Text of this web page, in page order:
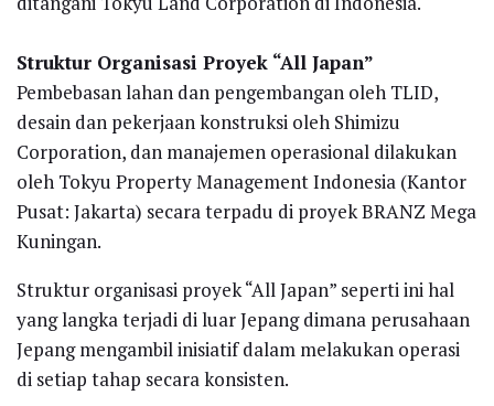
Struktur Organisasi Proyek “All Japan”
Pembebasan lahan dan pengembangan oleh TLID,
desain dan pekerjaan konstruksi oleh Shimizu
Corporation, dan manajemen operasional dilakukan
oleh Tokyu Property Management Indonesia (Kantor
Pusat: Jakarta) secara terpadu di proyek BRANZ Mega
Kuningan.
Struktur organisasi proyek “All Japan” seperti ini hal
yang langka terjadi di luar Jepang dimana perusahaan
Jepang mengambil inisiatif dalam melakukan operasi
di setiap tahap secara konsisten.